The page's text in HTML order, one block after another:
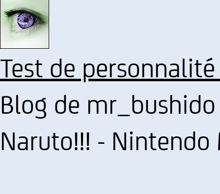
Test de
Blog de
Naruto!!! - Nintendo